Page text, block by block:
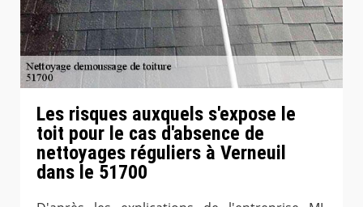
Les risques auxquels s'expose le
toit pour le cas d'absence de
nettoyages réguliers à Verneuil
dans le 51700